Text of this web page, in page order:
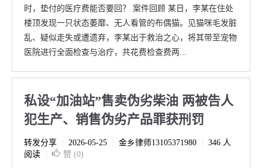
时，垫付的医疗费能否要回？ 案件回顾 某日，李某在住处
楼顶发现一只状态萎靡、无人看管的布偶猫。见猫咪毛发脏
乱、疑似走失或遭遗弃，李某出于救治之心，将其带至宠物
医院进行全面检查与治疗，共花费检查费两...
私设“加油站”售卖伪劣柴油 两被告人
犯生产、销售伪劣产品罪获刑罚
转发分享 2026-05-25 金乡律师13105371980
346 人
阅读
赞 (0)